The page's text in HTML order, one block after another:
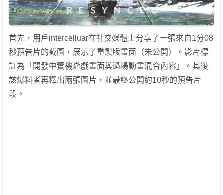
首先，用戶intercelluar在社交媒體上分享了一張來自1分08
秒預告片的截圖，展示了重製版畫面（未公開）。影片標
註為「開發中實機遊戲畫面與過場動畫混合內容」。其後
該爆料者再釋出兩張圖片，並最終公開約10秒的預告片
段。